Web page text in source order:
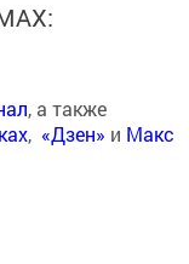
, а также
, «Дзен» и Макс